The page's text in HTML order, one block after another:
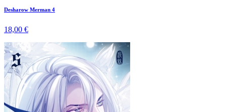
Desharow Merman 4
18,00 €